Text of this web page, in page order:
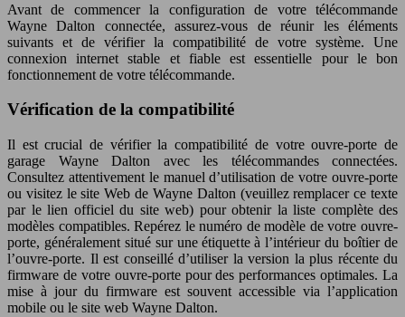
Avant de commencer la configuration de votre télécommande
Wayne Dalton connectée, assurez-vous de réunir les éléments
suivants et de vérifier la compatibilité de votre système. Une
connexion internet stable et fiable est essentielle pour le bon
fonctionnement de votre télécommande.
Vérification de la compatibilité
Il est crucial de vérifier la compatibilité de votre ouvre-porte de
garage Wayne Dalton avec les télécommandes connectées.
Consultez attentivement le manuel d’utilisation de votre ouvre-porte
ou visitez le site Web de Wayne Dalton (veuillez remplacer ce texte
par le lien officiel du site web) pour obtenir la liste complète des
modèles compatibles. Repérez le numéro de modèle de votre ouvre-
porte, généralement situé sur une étiquette à l’intérieur du boîtier de
l’ouvre-porte. Il est conseillé d’utiliser la version la plus récente du
firmware de votre ouvre-porte pour des performances optimales. La
mise à jour du firmware est souvent accessible via l’application
mobile ou le site web Wayne Dalton.